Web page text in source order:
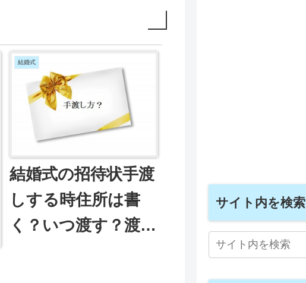
結婚式
結婚式の招待状手渡
しする時住所は書
く？いつ渡す？渡し
サイト内を検索